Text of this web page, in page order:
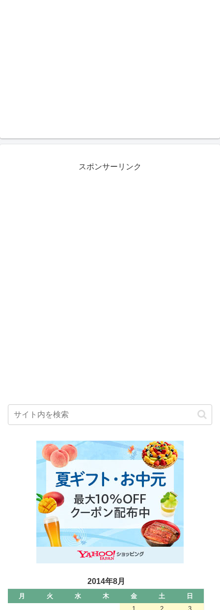
スポンサーリンク
2014年8月
月 火 水 木 金 土
日